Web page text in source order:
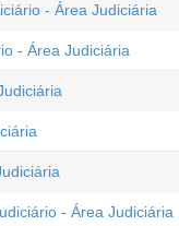
- Área Judiciária
- Área Judiciária
- Área Judiciária